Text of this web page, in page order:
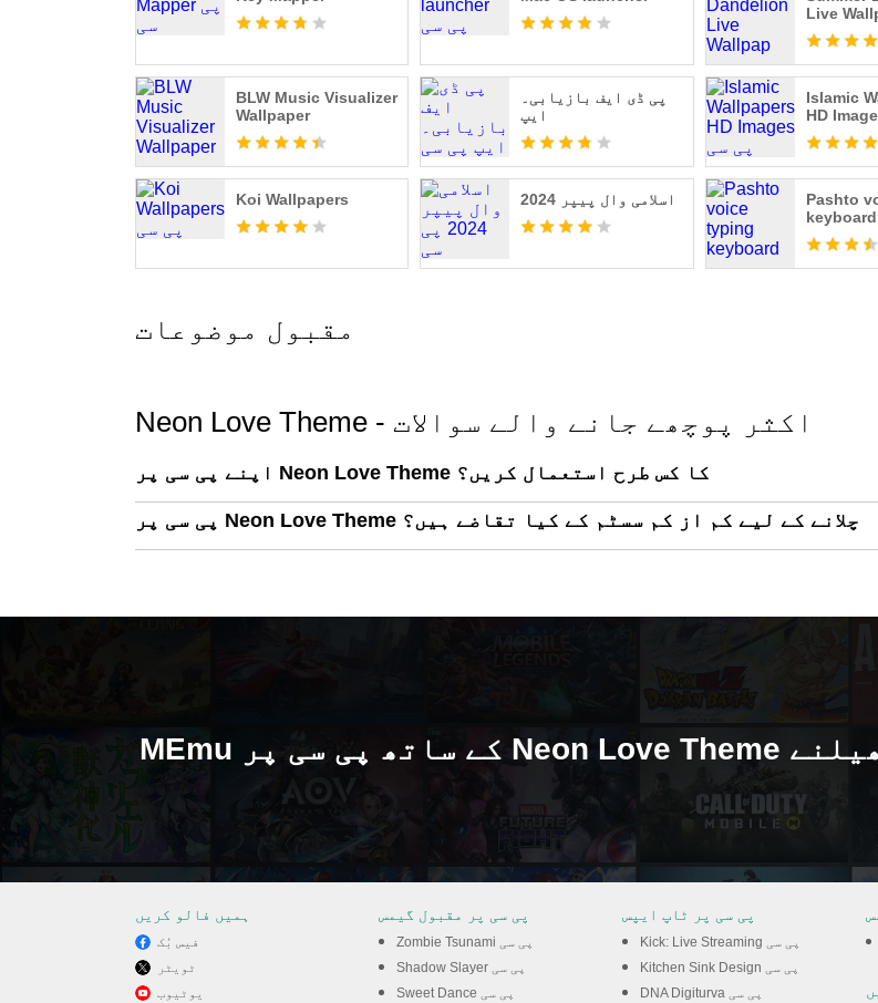
Live
BLW Music Visualizer
Wallpaper
پی ڈی ایف بازیابی۔
ایپ
Islamic
HD
Koi Wallpapers اسلامی وال پیپر 2024
Pashto
keyboard
مقبول موضوعات
Neon Love Theme - اکثر پوچھے جانے والے سوالات
اپنے پی سی پر Neon Love Theme کا کس طرح استعمال کریں؟
پی سی پر Neon Love Theme چلانے کے لیے کم از کم سسٹم کے کیا تقاضے ہیں؟
MEmu کے ساتھ پی سی پر Neon Love Theme کھیلنے
ہمیں فالو کریں
فیس بُک
ٹویٹر
یوٹیوب
پی سی پر مقبول گیمس
Zombie Tsunami پی سی
Shadow Slayer پی سی
Sweet Dance پی سی
پی سی پر ٹاپ ایپس
Kick: Live Streaming پی سی
Kitchen Sink Design پی سی
DNA Digiturva پی سی